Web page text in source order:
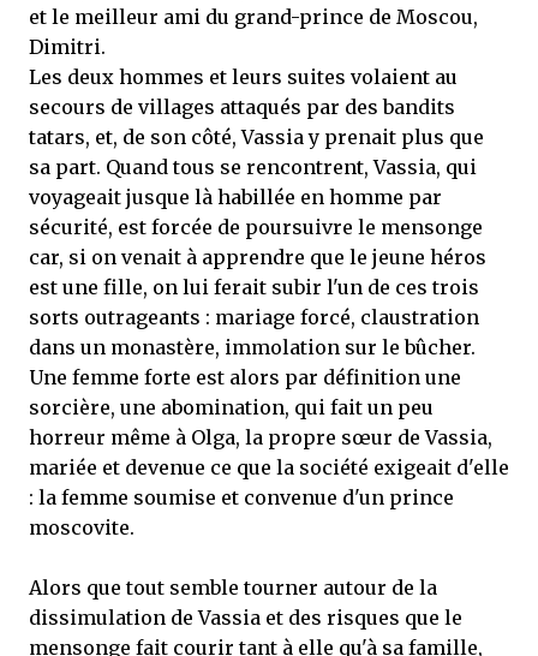
et le meilleur ami du grand-prince de Moscou,
Dimitri.
Les deux hommes et leurs suites volaient au
secours de villages attaqués par des bandits
tatars, et, de son côté, Vassia y prenait plus que
sa part. Quand tous se rencontrent, Vassia, qui
voyageait jusque là habillée en homme par
sécurité, est forcée de poursuivre le mensonge
car, si on venait à apprendre que le jeune héros
est une fille, on lui ferait subir l'un de ces trois
sorts outrageants : mariage forcé, claustration
dans un monastère, immolation sur le bûcher.
Une femme forte est alors par définition une
sorcière, une abomination, qui fait un peu
horreur même à Olga, la propre sœur de Vassia,
mariée et devenue ce que la société exigeait d'elle
: la femme soumise et convenue d'un prince
moscovite.
Alors que tout semble tourner autour de la
dissimulation de Vassia et des risques que le
mensonge fait courir tant à elle qu'à sa famille,